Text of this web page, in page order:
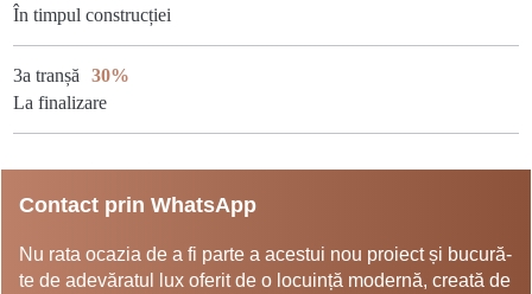
În timpul construcției
3a tranșă
30%
La finalizare
Contact prin WhatsApp
Nu rata ocazia de a fi parte a acestui nou proiect și bucură-
te de adevăratul lux oferit de o locuință modernă, creată de